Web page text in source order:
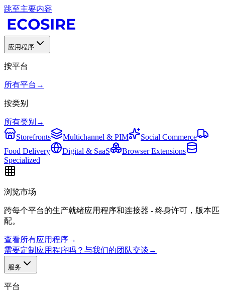
跳至主要内容
应用程序
按平台
所有平台 →
按类别
所有类别 →
Storefronts
Multichannel & PIM
Social Commerce
Food Delivery
Digital & SaaS
Browser Extensions
Specialized
浏览市场
跨每个平台的生产就绪应用程序和连接器 - 终身许可，版本匹
配。
查看所有应用程序→
需要定制应用程序吗？与我们的团队交谈 →
服务
平台